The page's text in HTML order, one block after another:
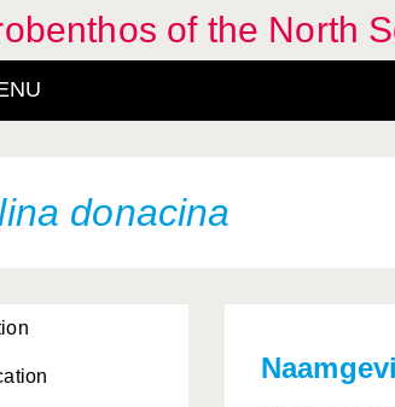
of the North
donacina